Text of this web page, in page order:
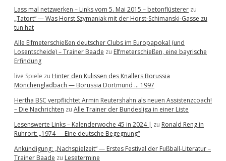
Lass mal netzwerken – Links vom 5. Mai 2015 – betonflüsterer zu
„Tatort“ — Was Horst Szymaniak mit der Horst-Schimanski-Gasse zu
tun hat
Alle Elfmeterschießen deutscher Clubs im Europapokal (und
Losentscheide) – Trainer Baade zu Elfmeterschießen, eine bayrische
Erfindung
live Spiele zu Hinter den Kulissen des Knallers Borussia
Mönchengladbach — Borussia Dortmund … 1997
Hertha BSC verpflichtet Armin Reutershahn als neuen Assistenzcoach!
– Die Nachrichten zu Alle Trainer der Bundesliga in einer Liste
Lesenswerte Links – Kalenderwoche 45 in 2024 | zu Ronald Reng in
Ruhrort: „1974 — Eine deutsche Begegnung“
Ankündigung: „Nachspielzeit“ — Erstes Festival der Fußball-Literatur –
Trainer Baade zu Lesetermine